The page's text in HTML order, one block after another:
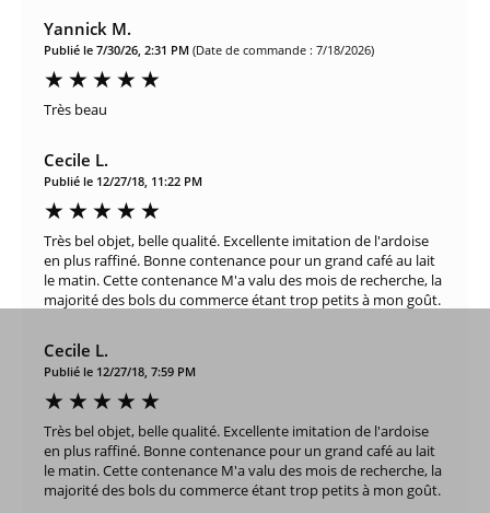
Yannick M.
Publié le 7/30/26, 2:31 PM (Date de commande : 7/18/2026)
Très beau
Cecile L.
Publié le 12/27/18, 11:22 PM
Très bel objet, belle qualité. Excellente imitation de l'ardoise
en plus raffiné. Bonne contenance pour un grand café au lait
le matin. Cette contenance M'a valu des mois de recherche, la
majorité des bols du commerce étant trop petits à mon goût.
Cecile L.
Publié le 12/27/18, 7:59 PM
Très bel objet, belle qualité. Excellente imitation de l'ardoise
en plus raffiné. Bonne contenance pour un grand café au lait
le matin. Cette contenance M'a valu des mois de recherche, la
majorité des bols du commerce étant trop petits à mon goût.